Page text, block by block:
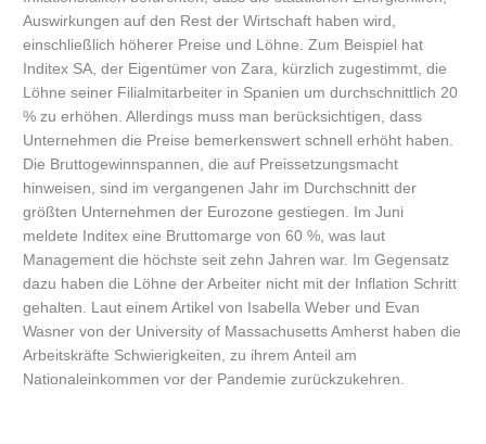
Auswirkungen auf den Rest der Wirtschaft haben wird,
einschließlich höherer Preise und Löhne. Zum Beispiel hat
Inditex SA, der Eigentümer von Zara, kürzlich zugestimmt, die
Löhne seiner Filialmitarbeiter in Spanien um durchschnittlich 20
% zu erhöhen. Allerdings muss man berücksichtigen, dass
Unternehmen die Preise bemerkenswert schnell erhöht haben.
Die Bruttogewinnspannen, die auf Preissetzungsmacht
hinweisen, sind im vergangenen Jahr im Durchschnitt der
größten Unternehmen der Eurozone gestiegen. Im Juni
meldete Inditex eine Bruttomarge von 60 %, was laut
Management die höchste seit zehn Jahren war. Im Gegensatz
dazu haben die Löhne der Arbeiter nicht mit der Inflation Schritt
gehalten. Laut einem Artikel von Isabella Weber und Evan
Wasner von der University of Massachusetts Amherst haben die
Arbeitskräfte Schwierigkeiten, zu ihrem Anteil am
Nationaleinkommen vor der Pandemie zurückzukehren.